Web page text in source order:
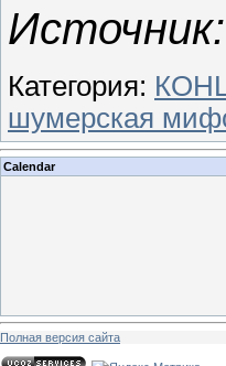
Источник:
Категория:
шумерская
Calendar
Полная версия сайта